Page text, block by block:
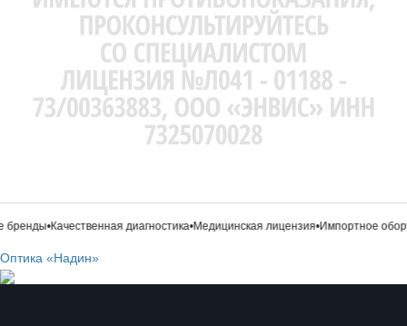
•Качественная диагностика•Медицинская лицензия•Импортное
Оптика «Надин»